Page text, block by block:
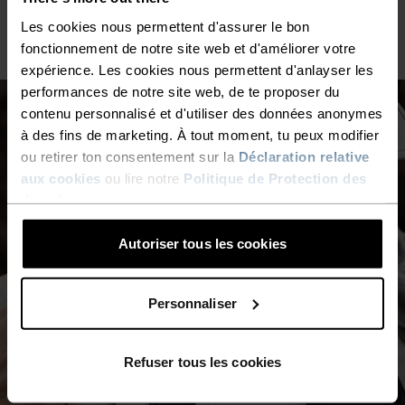
Les cookies nous permettent d'assurer le bon
fonctionnement de notre site web et d'améliorer votre
expérience. Les cookies nous permettent d'anlayser les
performances de notre site web, de te proposer du
contenu personnalisé et d'utiliser des données anonymes
à des fins de marketing. À tout moment, tu peux modifier
ou retirer ton consentement sur la Déclaration relative
aux cookies ou lire notre Politique de Protection des
Autoriser tous les cookies
Personnaliser
Refuser tous les cookies
dans notre gamme de vestes de pluie.